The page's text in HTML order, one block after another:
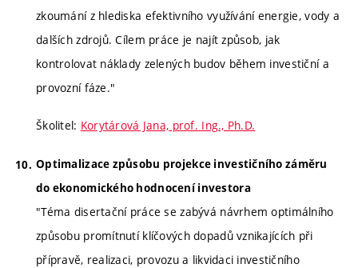
zkoumání z hlediska efektivního využívání energie, vody a
dalších zdrojů. Cílem práce je najít způsob, jak
kontrolovat náklady zelených budov během investiční a
provozní fáze."
Školitel: Korytárová Jana, prof. Ing., Ph.D.
Optimalizace způsobu projekce investičního záměru
do ekonomického hodnocení investora
"Téma disertační práce se zabývá návrhem optimálního
způsobu promítnutí klíčových dopadů vznikajících při
přípravě, realizaci, provozu a likvidaci investičního